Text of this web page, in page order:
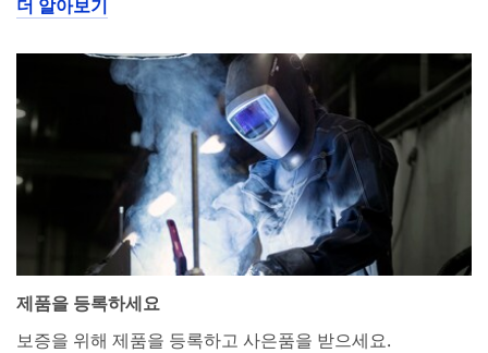
더 알아보기
제품을 등록하세요
보증을 위해 제품을 등록하고 사은품을 받으세요.